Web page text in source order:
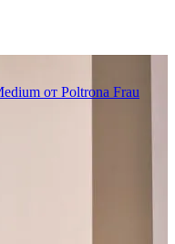
от Poltrona Frau